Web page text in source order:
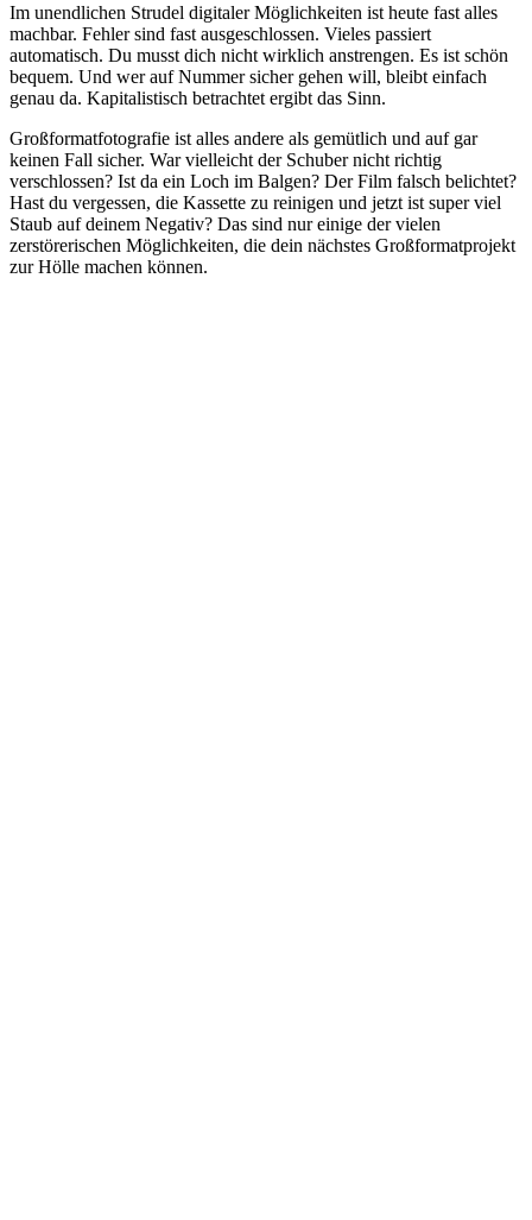
Im unendlichen Strudel digitaler Möglichkeiten ist heute fast alles
machbar. Fehler sind fast ausgeschlossen. Vieles passiert
automatisch. Du musst dich nicht wirklich anstrengen. Es ist schön
bequem. Und wer auf Nummer sicher gehen will, bleibt einfach
genau da. Kapitalistisch betrachtet ergibt das Sinn.
Großformatfotografie ist alles andere als gemütlich und auf gar
keinen Fall sicher. War vielleicht der Schuber nicht richtig
verschlossen? Ist da ein Loch im Balgen? Der Film falsch belichtet?
Hast du vergessen, die Kassette zu reinigen und jetzt ist super viel
Staub auf deinem Negativ? Das sind nur einige der vielen
zerstörerischen Möglichkeiten, die dein nächstes Großformatprojekt
zur Hölle machen können.